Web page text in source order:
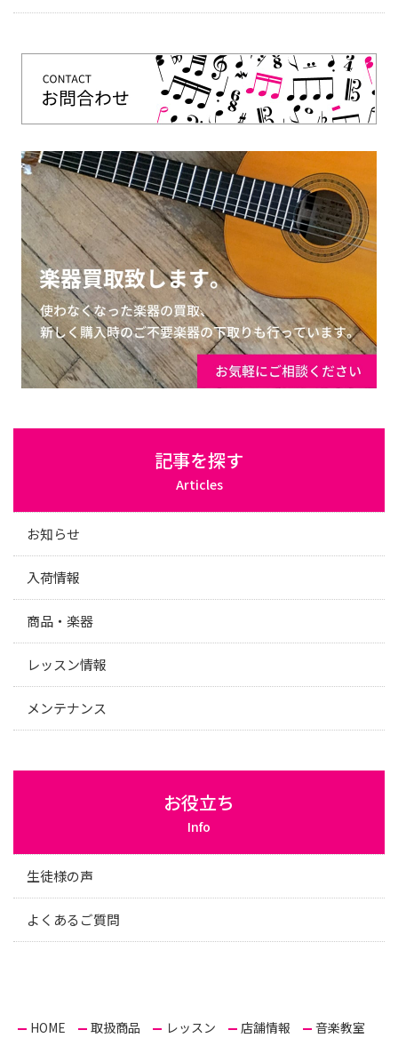
記事を探す
Articles
お知らせ
入荷情報
商品・楽器
レッスン情報
メンテナンス
お役立ち
Info
生徒様の声
よくあるご質問
HOME 取扱商品 レッスン 店舗情報
音楽教室